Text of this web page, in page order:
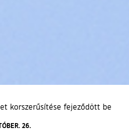
korszerűsítése fejeződött be
26.